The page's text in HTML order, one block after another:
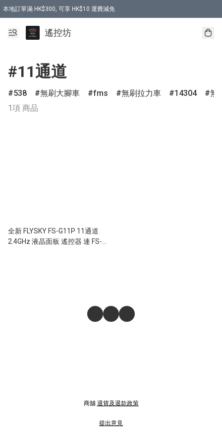
本地訂單滿 HK$300, 可享 HK$10 運費減免
購買 7.6V 6500mah 70C 電池 送 7.6V USB充電器
遙控坊
#11通道
538 無刷大腳車 fms 無刷拉力車 14304
無
1項 商品
全新 FLYSKY FS-G11P 11通道
2.4GHz 液晶面板 遙控器 連 FS-
商舖 退貨及退款政策
提出意見